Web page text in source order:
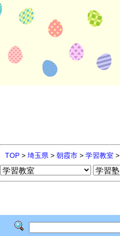
TOP > 埼玉県 > 朝霞市 > 学習教室 >